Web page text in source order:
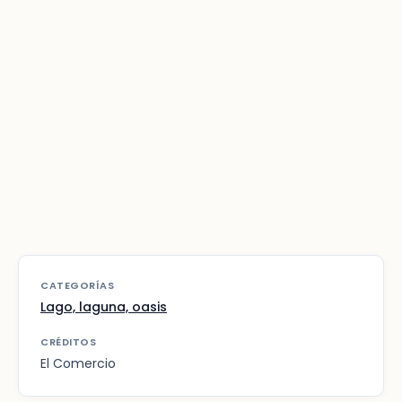
CATEGORÍAS
Lago, laguna, oasis
CRÉDITOS
El Comercio